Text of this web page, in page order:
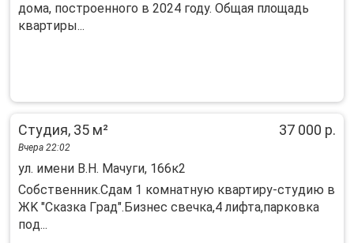
дома, построенного в 2024 году. Общая площадь
квартиры...
Студия, 35 м² 37 000 р.
Вчера 22:02
ул. имени В.Н. Мачуги, 166к2
Coбcтвенник.Сдам 1 комнатную квартиру-студию в
ЖK "Скaзка Гpад".Бизнec cвeчкa,4 лифта,пapкoвкa
пoд...